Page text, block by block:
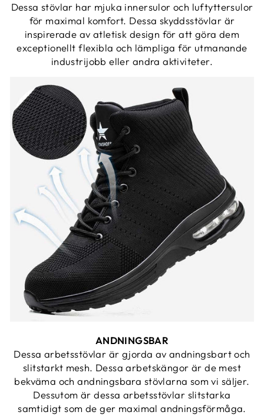
Dessa stövlar har mjuka innersulor och luftyttersulor
för maximal komfort. Dessa skyddsstövlar är
inspirerade av atletisk design för att göra dem
exceptionellt flexibla och lämpliga för utmanande
industrijobb eller andra aktiviteter.
ANDNINGSBAR
Dessa arbetsstövlar är gjorda av andningsbart och
slitstarkt mesh. Dessa arbetskängor är de mest
bekväma och andningsbara stövlarna som vi säljer.
Dessutom är dessa arbetsstövlar slitstarka
samtidigt som de ger maximal andningsförmåga.